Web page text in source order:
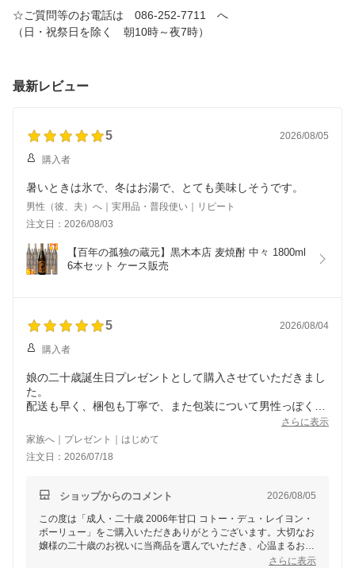
☆ご質問等のお電話は 086-252-7711 へ
（日・祝祭日を除く 朝10時～夜7時）
最新レビュー
5 2026/08/05
購入者
暑いときは氷で、冬はお湯で、とても美味しそうです。
男性（彼、夫）へ｜実用品・普段使い｜リピート
注文日：2026/08/03
【百年の孤独の蔵元】黒木本店 麦焼酎 中々 1800ml
6本セット ケース販売
5 2026/08/04
購入者
娘の二十歳誕生日プレゼントとして購入させていただきまし
た。
配送も早く、梱包も丁寧で、また包装について男性っぽくな
い感じでとお願いしたところ、赤色の包装紙にしてください
ました。
ありがとうございます！
娘もとても喜んでいました。
さらに表示
家族へ｜プレゼント｜はじめて
注文日：2026/07/18
ショップからのコメント 2026/08/05
この度は「成人・二十歳 2006年甘口 コトー・デュ・レイヨン・
ボーリュー」をご購入いただきありがとうございます。大切なお
嬢様の二十歳のお祝いに当商品を選んでいただき、心温まるお言
さらに表示